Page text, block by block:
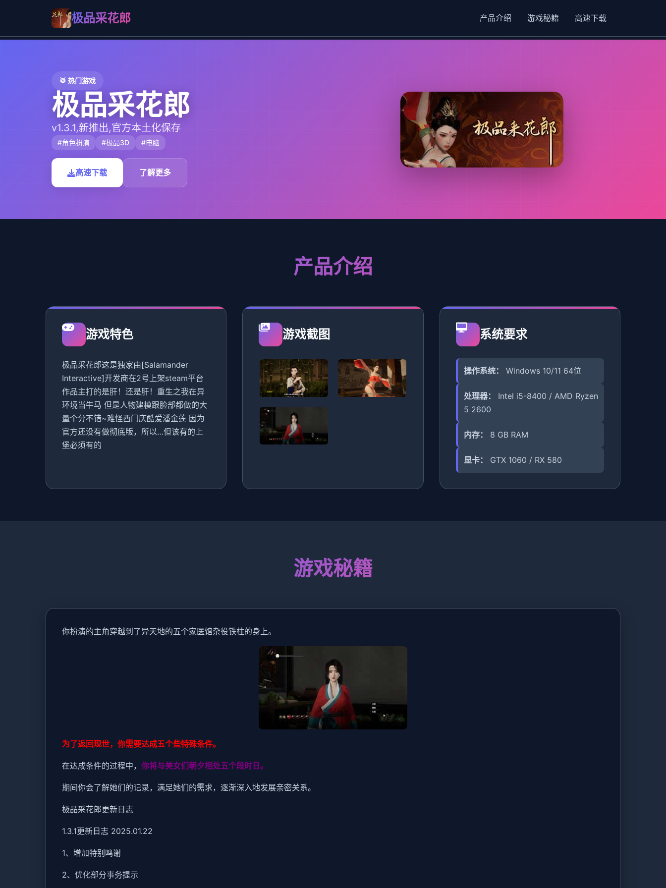
极品采花郎 产品介绍 游戏秘籍 高速下载
🥁 热门游戏
极品采花郎
v1.3.1,新推出,官方本土化保存
#角色扮演 #极品3D #电脑
高速下载 了解更多
产品介绍
游戏特色
极品采花郎这是独家由[Salamander
Interactive]开发商在2号上架steam平台
作品主打的是肝！还是肝！重生之我在异
环境当牛马 但是人物建模跟脸部都做的大
量个分不错~难怪西门庆酷爱潘金莲 因为
官方还没有做彻底版，所以…但该有的上
堡必须有的
游戏截图 系统要求
操作系统： Windows 10/11 64位
处理器：
Intel i5-8400 / AMD Ryzen
5 2600
内存： 8 GB RAM
显卡： GTX 1060 / RX 580
游戏秘籍
你扮演的主角穿越到了异天地的五个家医馆杂役铁柱的身上。
为了返回现世，你需要达成五个些特殊条件。
在达成条件的过程中， 你将与美女们朝夕相处五个段时日。
期间你会了解她们的记录，满足她们的需求，逐渐深入地发展亲密关系。
极品采花郎更新日志
1.3.1更新日志 2025.01.22
1、增加特别鸣谢
2、优化部分事务提示